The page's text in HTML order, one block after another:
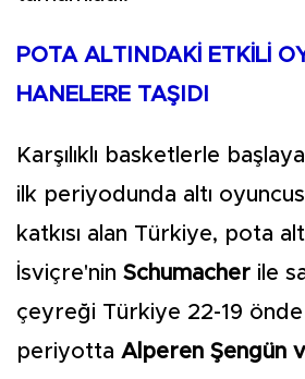
POTA ALTINDAKİ ETKİLİ
HANELERE TAŞIDI
Karşılıklı basketlerle
ilk periyodunda altı
katkısı alan Türkiye, pota
İsviçre'nin Schumacher ile
çeyreği Türkiye 22-19
periyotta Alperen Şengün